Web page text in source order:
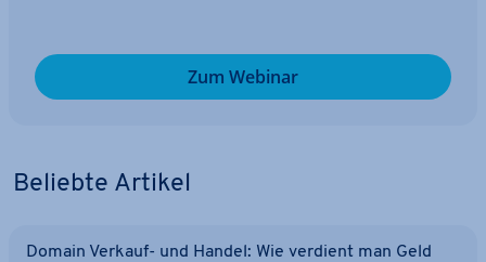
Zum Webinar
Beliebte Artikel
Domain Verkauf- und Handel: Wie verdient man Geld